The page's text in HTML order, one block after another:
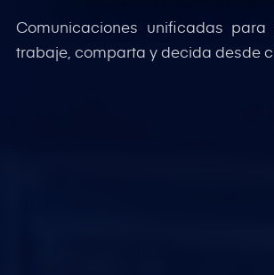
Comunicaciones unificadas
trabaje, comparta y decida desde